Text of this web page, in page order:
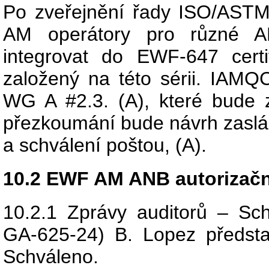
Po zveřejnění řady ISO/
AM operátory pro různé
integrovat do EWF-647
založený na této sérii.
WG A #2.3. (A), které bude
přezkoumání bude návrh
a schválení poštou, (A).
10.2 EWF AM ANB
10.2.1 Zprávy auditorů –
GA-625-24) B. Lopez
Schváleno.